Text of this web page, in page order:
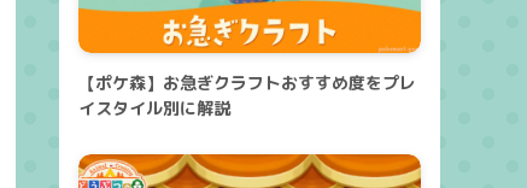
【ポケ森】お急ぎクラフトおすすめ度をプレ
イスタイル別に解説